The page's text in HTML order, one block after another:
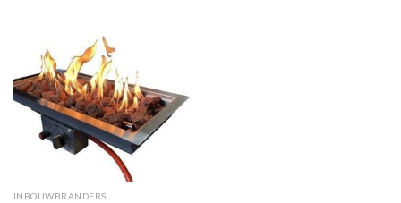
INBOUWBRANDERS